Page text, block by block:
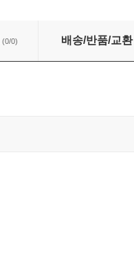
(0/0) 배송/반품/교환